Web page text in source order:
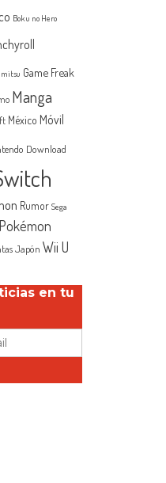
Boku no Hero
Game Freak
Manga
México Móvil
Download
Rumor Sega
Japón Wii U
en tu